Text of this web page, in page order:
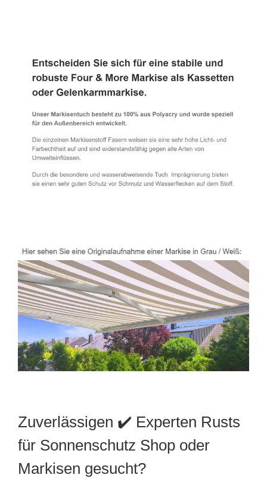
Zuverlässigen ✔️ Experten Rusts
für Sonnenschutz Shop oder
Markisen gesucht?